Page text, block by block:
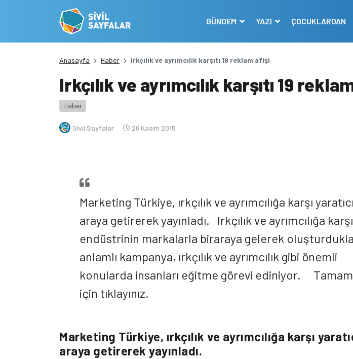
GÜNDEM YAZI ÇOCUKLARDAN
Anasayfa Haber Irkçılık ve ayrımcılık karşıtı 19 reklam afişi
Irkçılık ve ayrımcılık karşıtı 19
Haber
Sivil Sayfalar 26 Kasım 2015
Marketing Türkiye, ırkçılık ve ayrımcılığa karşı
araya getirerek yayınladı. Irkçılık ve ayrımcılığa
endüstrinin markalarla biraraya gelerek
anlamlı kampanya, ırkçılık ve ayrımcılık gibi önemli
konularda insanları eğitme görevi ediniyor.
için tıklayınız.
Marketing Türkiye, ırkçılık ve ayrımcılığa karşı
araya getirerek yayınladı.